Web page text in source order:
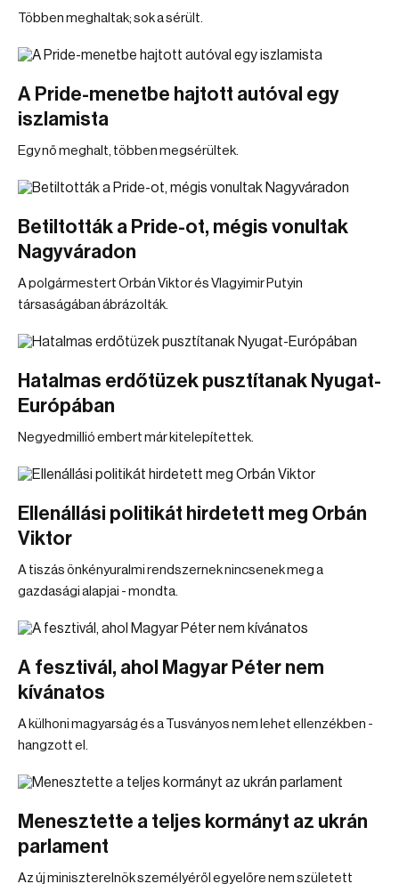
Többen meghaltak; sok a sérült.
A Pride-menetbe hajtott autóval egy
iszlamista
Egy nő meghalt, többen megsérültek.
Betiltották a Pride-ot, mégis vonultak
Nagyváradon
A polgármestert Orbán Viktor és Vlagyimir Putyin
társaságában ábrázolták.
Hatalmas erdőtüzek pusztítanak Nyugat-
Európában
Negyedmillió embert már kitelepítettek.
Ellenállási politikát hirdetett meg Orbán
Viktor
A tiszás önkényuralmi rendszernek nincsenek meg a
gazdasági alapjai - mondta.
A fesztivál, ahol Magyar Péter nem
kívánatos
A külhoni magyarság és a Tusványos nem lehet ellenzékben -
hangzott el.
Menesztette a teljes kormányt az ukrán
parlament
Az új miniszterelnök személyéről egyelőre nem született